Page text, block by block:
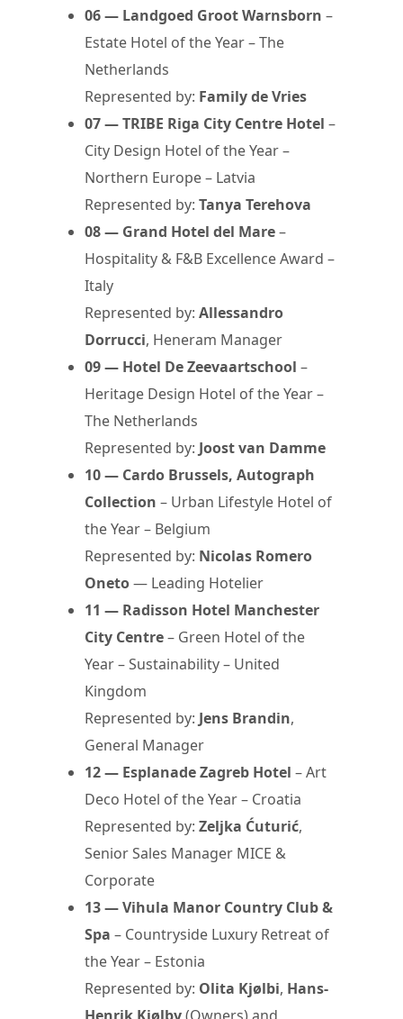
06 — Landgoed Groot Warnsborn –
Estate Hotel of the Year – The
Netherlands
Represented by: Family de Vries
07 — TRIBE Riga City Centre Hotel –
City Design Hotel of the Year –
Northern Europe – Latvia
Represented by: Tanya Terehova
08 — Grand Hotel del Mare–
Hospitality & F&B Excellence Award –
Italy
Represented by: Allessandro
Dorrucci, Heneram Manager
09 — Hotel De Zeevaartschool –
Heritage Design Hotel of the Year –
The Netherlands
Represented by: Joost van Damme
10 — Cardo Brussels, Autograph
Collection – Urban Lifestyle Hotel of
the Year – Belgium
Represented by: Nicolas Romero
Oneto— Leading Hotelier
11 — Radisson Hotel Manchester
City Centre– Green Hotel of the
Year – Sustainability – United
Kingdom
Represented by: Jens Brandin,
General Manager
12 — Esplanade Zagreb Hotel – Art
Deco Hotel of the Year – Croatia
Represented by: Zeljka Ćuturić,
Senior Sales Manager MICE &
Corporate
13 — Vihula Manor Country Club &
Spa – Countryside Luxury Retreat of
the Year – Estonia
Represented by: Olita Kjølbi, Hans-